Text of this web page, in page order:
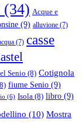
(34) Acque e
(9) alluvione (7)
(7) casse
Senio (8) Cotignola
fiume Senio (9)
(6) Isola (8) libro (9)
(10) Mostra